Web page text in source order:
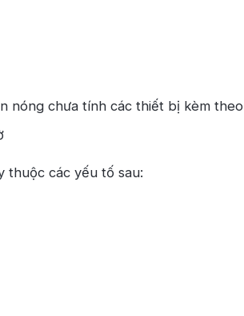
nóng chưa tính các thiết bị kèm theo
thuộc các yếu tố sau: